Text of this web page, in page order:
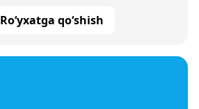
Ro‘yxatga qo‘shish